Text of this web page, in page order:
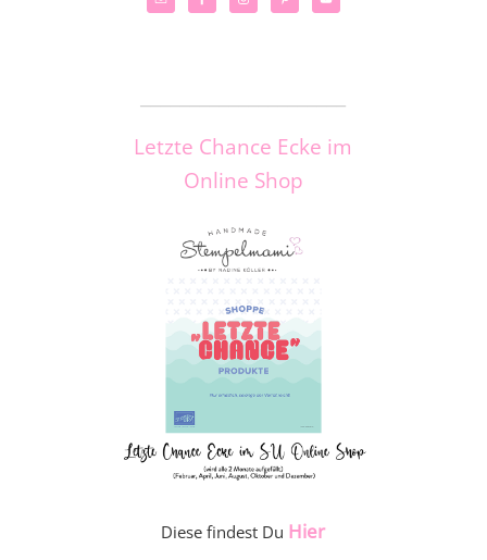
Letzte Chance Ecke im
Online Shop
Diese findest Du Hier